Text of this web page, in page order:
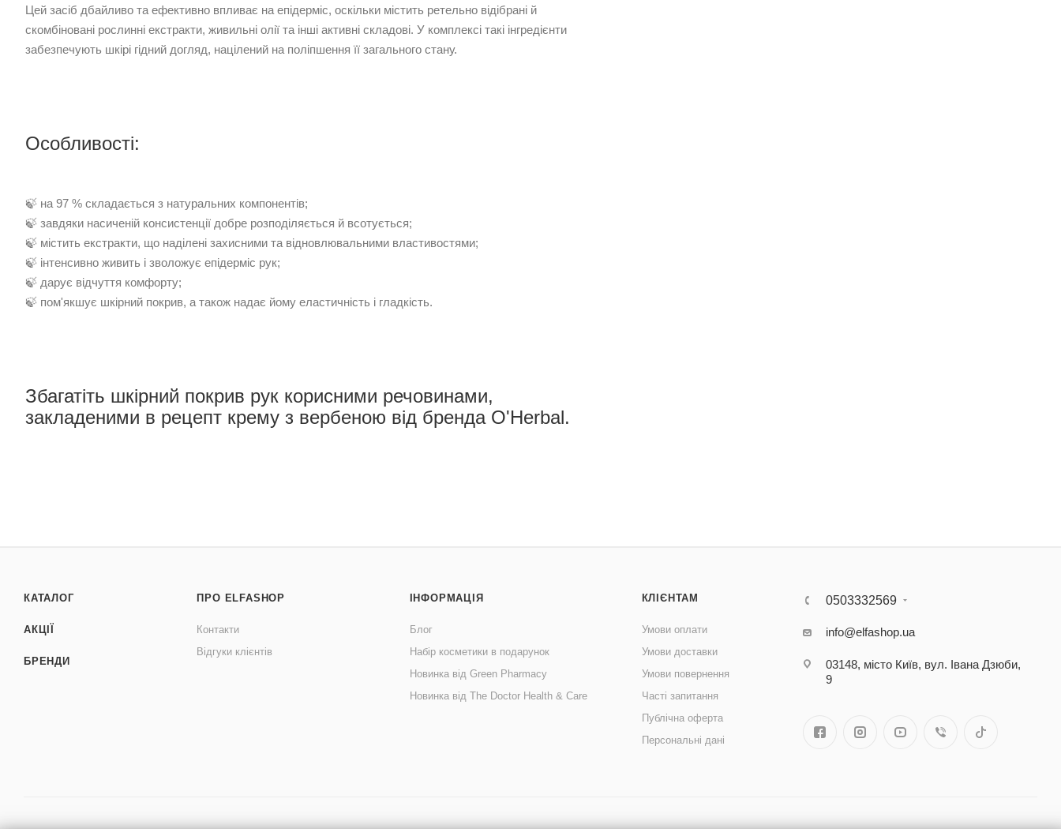
Цей засіб дбайливо та ефективно впливає на епідерміс, оскільки містить ретельно відібрані й
скомбіновані рослинні екстракти, живильні олії та інші активні складові. У комплексі такі інгредієнти
забезпечують шкірі гідний догляд, націлений на поліпшення її загального стану.
Особливості:
🍃 на 97 % складається з натуральних компонентів;
🍃 завдяки насиченій консистенції добре розподіляється й всотується;
🍃 містить екстракти, що наділені захисними та відновлювальними властивостями;
🍃 інтенсивно живить і зволожує епідерміс рук;
🍃 дарує відчуття комфорту;
🍃 пом'якшує шкірний покрив, а також надає йому еластичність і гладкість.
Збагатіть шкірний покрив рук корисними речовинами,
закладеними в рецепт крему з вербеною від бренда O'Herbal.
КАТАЛОГ
АКЦІЇ
БРЕНДИ
ПРО ELFASHOP
Контакти
Відгуки клієнтів
ІНФОРМАЦІЯ
Блог
Набір косметики в подарунок
Новинка від Green Pharmacy
Новинка від The Doctor Health & Care
КЛІЄНТАМ
Умови оплати
Умови доставки
Умови повернення
Часті запитання
Публічна оферта
Персональні дані
0503332569
info@elfashop.ua
03148, місто Київ, вул. Івана Дзюби,
9